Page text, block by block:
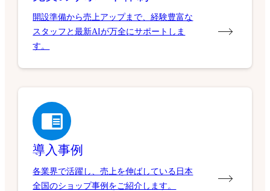
開設準備から売上アップまで、経験豊富な
スタッフと最新AIが万全にサポートしま
す。
導入事例
各業界で活躍し、売上を伸ばしている日本
全国のショップ事例をご紹介します。